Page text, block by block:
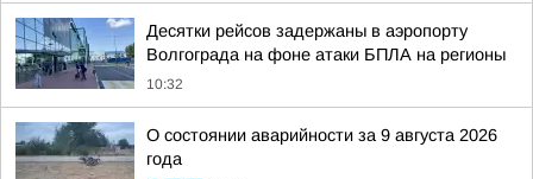
Десятки рейсов задержаны в аэропорту
Волгограда на фоне атаки БПЛА на регионы
10:32
О состоянии аварийности за 9 августа 2026
года